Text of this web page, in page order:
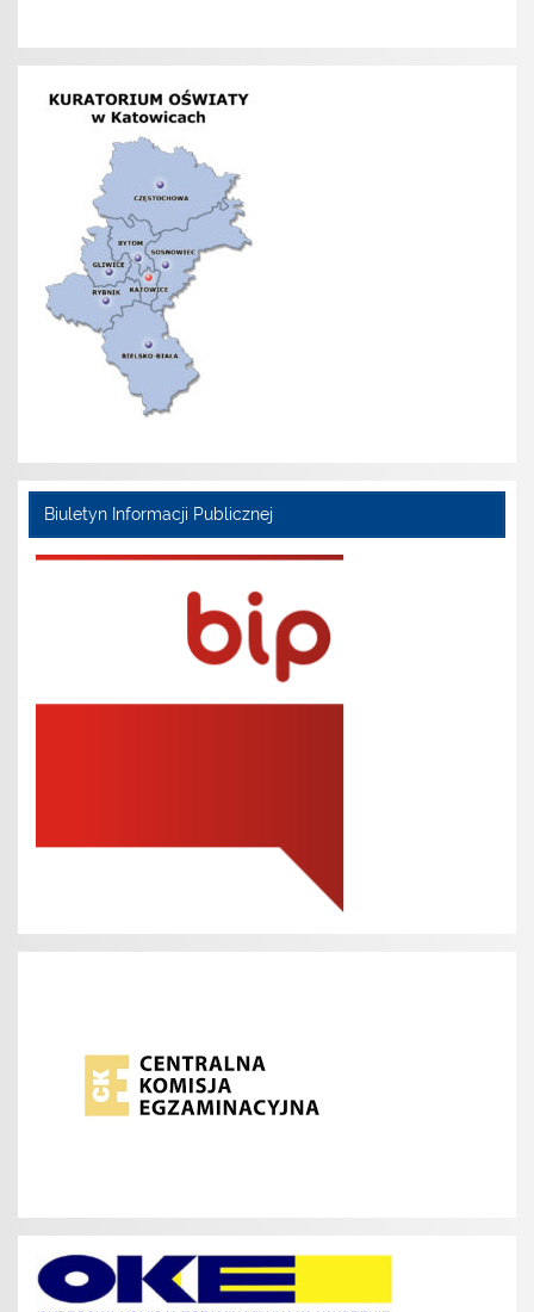
Biuletyn Informacji Publicznej